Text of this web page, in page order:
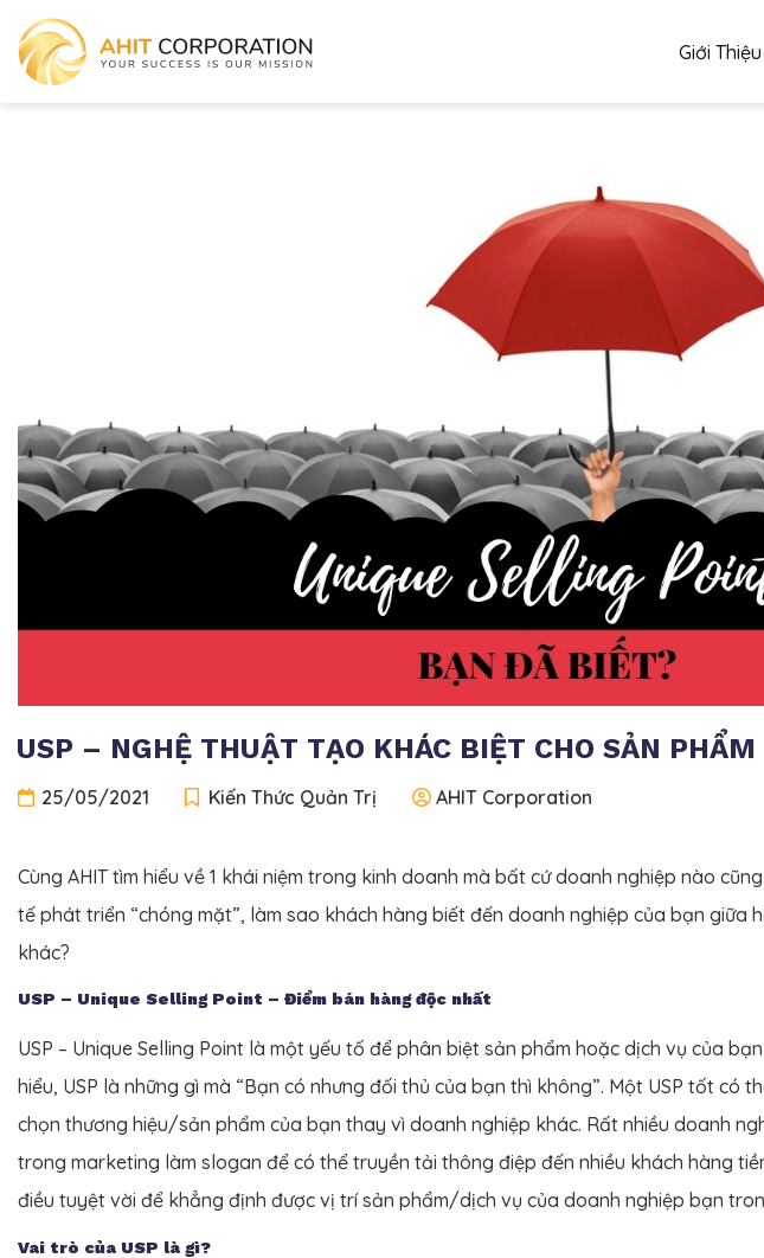
Giới Thiệu
USP – NGHỆ THUẬT TẠO KHÁC BIỆT CHO SẢN PHẨM
25/05/2021 Kiến Thức Quản Trị AHIT Corporation
Cùng AHIT tìm hiểu về 1 khái niệm trong kinh doanh mà bất cứ doanh nghiệp nào
tế phát triển “chóng mặt”, làm sao khách hàng biết đến doanh nghiệp của bạn giữa
khác?
USP – Unique Selling Point – Điểm bán hàng độc nhất
USP – Unique Selling Point là một yếu tố để phân biệt sản phẩm hoặc dịch vụ của
hiểu, USP là những gì mà “Bạn có nhưng đối thủ của bạn thì không”. Một USP tốt có
chọn thương hiệu/sản phẩm của bạn thay vì doanh nghiệp khác. Rất nhiều doanh
trong marketing làm slogan để có thể truyền tải thông điệp đến nhiều khách hàng
điều tuyệt vời để khẳng định được vị trí sản phẩm/dịch vụ của doanh nghiệp bạn
Vai trò của USP là gì?